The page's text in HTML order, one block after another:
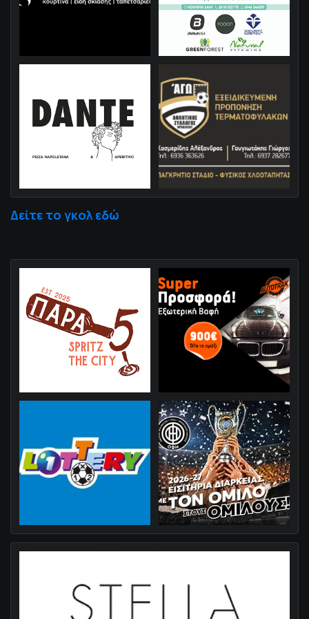
Δείτε το γκολ εδώ